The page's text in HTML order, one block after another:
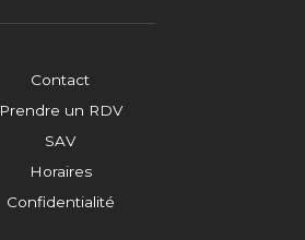
Contact
Prendre un RDV
SAV
Horaires
Confidentialité